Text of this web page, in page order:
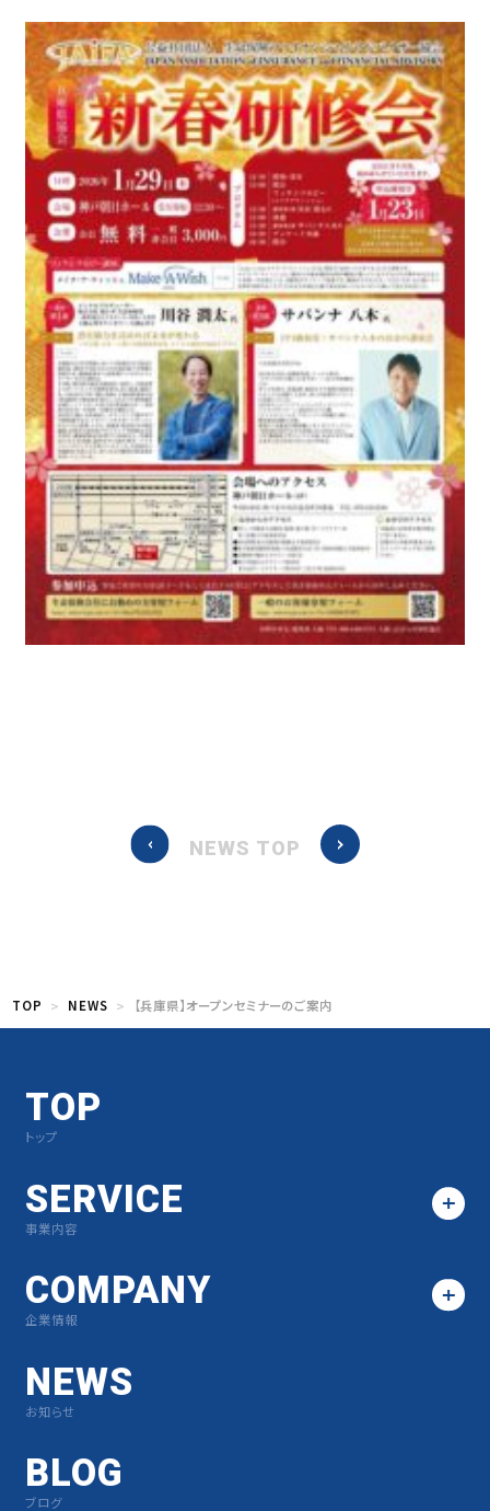
NEWS TOP
TOP NEWS 【兵庫県】オープンセミナーのご案内
TOP
トップ
SERVICE
事業内容
COMPANY
企業情報
NEWS
お知らせ
BLOG
ブログ